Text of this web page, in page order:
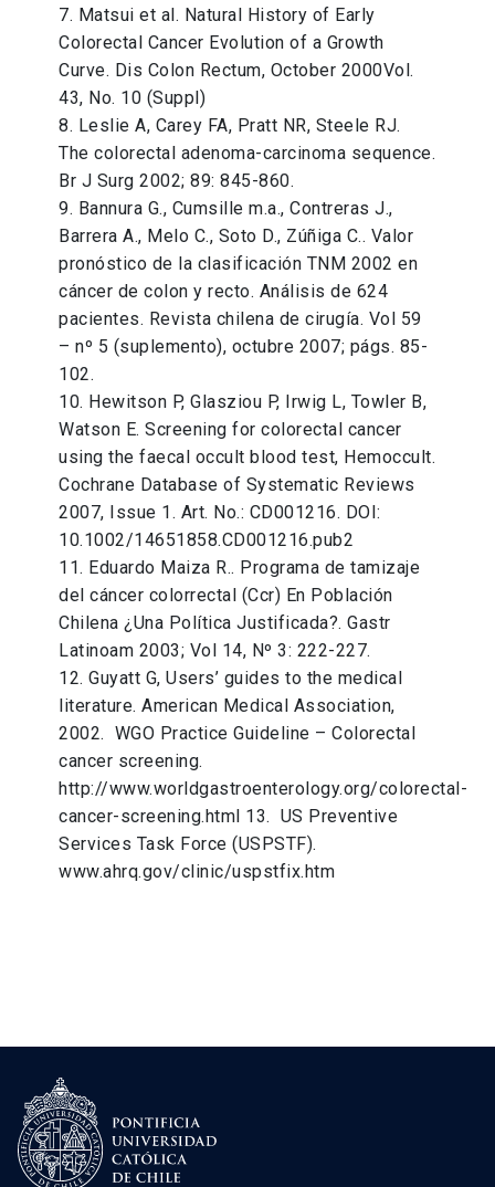
7. Matsui et al. Natural History of Early
Colorectal Cancer Evolution of a Growth
Curve. Dis Colon Rectum, October 2000Vol.
43, No. 10 (Suppl)
8. Leslie A, Carey FA, Pratt NR, Steele RJ.
The colorectal adenoma-carcinoma sequence.
Br J Surg 2002; 89: 845-860.
9. Bannura G., Cumsille m.a., Contreras J.,
Barrera A., Melo C., Soto D., Zúñiga C.. Valor
pronóstico de la clasificación TNM 2002 en
cáncer de colon y recto. Análisis de 624
pacientes. Revista chilena de cirugía. Vol 59
– nº 5 (suplemento), octubre 2007; págs. 85-
102.
10. Hewitson P, Glasziou P, Irwig L, Towler B,
Watson E. Screening for colorectal cancer
using the faecal occult blood test, Hemoccult.
Cochrane Database of Systematic Reviews
2007, Issue 1. Art. No.: CD001216. DOI:
10.1002/14651858.CD001216.pub2
11. Eduardo Maiza R.. Programa de tamizaje
del cáncer colorrectal (Ccr) En Población
Chilena ¿Una Política Justificada?. Gastr
Latinoam 2003; Vol 14, Nº 3: 222-227.
12. Guyatt G, Users’ guides to the medical
literature. American Medical Association,
2002. WGO Practice Guideline – Colorectal
cancer screening.
http://www.worldgastroenterology.org/colorectal-
cancer-screening.html 13. US Preventive
Services Task Force (USPSTF).
www.ahrq.gov/clinic/uspstfix.htm